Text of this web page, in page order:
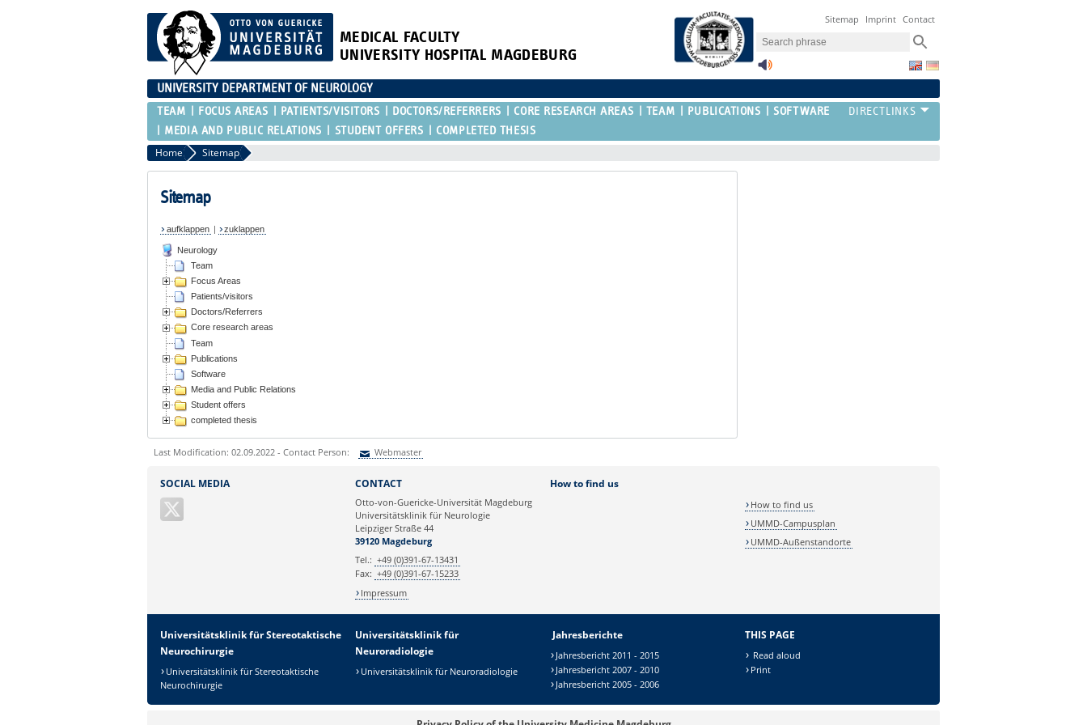
MEDICAL FACULTY
UNIVERSITY HOSPITAL MAGDEBURG
Sitemap Imprint Contact
UNIVERSITY DEPARTMENT OF NEUROLOGY
TEAM FOCUS AREAS PATIENTS/VISITORS DOCTORS/REFERRERS CORE RESEARCH AREAS TEAM PUBLICATIONS
SOFTWARE
MEDIA AND PUBLIC RELATIONS
STUDENT OFFERS COMPLETED THESIS
Home Sitemap
Sitemap
aufklappen | zuklappen
Neurology
Team
Focus Areas
Patients/visitors
Doctors/Referrers
Core research areas
Team
Publications
Software
Media and Public Relations
Student offers
completed thesis
Last Modification: 02.09.2022 - Contact Person: Webmaster
Ihre E-Mailadresse:
SOCIAL MEDIA CONTACT
Otto-von-Guericke-Universität Magdeburg
Universitätsklinik für Neurologie
Leipziger Straße 44
39120 Magdeburg
Tel.: +49 (0)391-67-13431
Fax: +49 (0)391-67-15233
Impressum
How to find us
How to find us
UMMD-Campusplan
UMMD-Außenstandorte
Universitätsklinik für Stereotaktische
Neurochirurgie
Universitätsklinik für Stereotaktische
Neurochirurgie
Universitätsklinik für
Neuroradiologie
Universitätsklinik für Neuroradiologie
Jahresberichte
Jahresbericht 2011 - 2015
Jahresbericht 2007 - 2010
Jahresbericht 2005 - 2006
THIS PAGE
Read aloud
Print